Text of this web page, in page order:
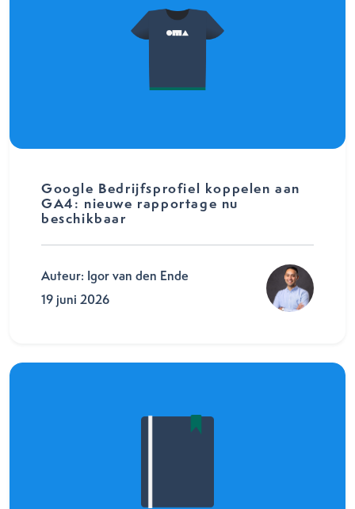
Google Bedrijfsprofiel koppelen aan
GA4: nieuwe rapportage nu
beschikbaar
Auteur: Igor van den Ende
19 juni 2026